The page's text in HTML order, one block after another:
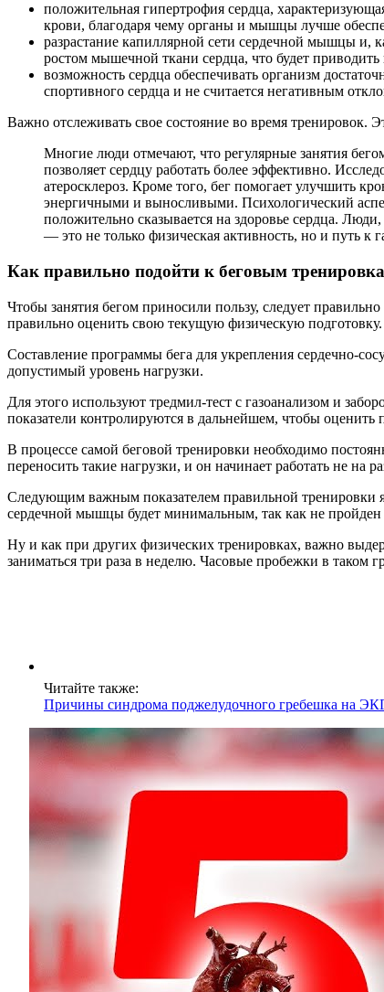
положительная гипертрофия сердца,
крови, благодаря чему органы и мышцы лучше
разрастание капиллярной сети сердечной мышцы и,
ростом мышечной ткани сердца, что будет
возможность сердца обеспечивать организм
спортивного сердца и не считается негативным
Важно отслеживать свое состояние во время тренировок.
Многие люди отмечают, что регулярные занятия
позволяет сердцу работать более эффективно.
атеросклероз. Кроме того, бег помогает улучшить
энергичными и выносливыми. Психологический
положительно сказывается на здоровье сердца.
— это не только физическая активность, но и путь к
Как правильно подойти к беговым
Чтобы занятия бегом приносили пользу, следует
правильно оценить свою текущую физическую подготовку.
Составление программы бега для укрепления сердечно-
допустимый уровень нагрузки.
Для этого используют тредмил-тест с газоанализом и
показатели контролируются в дальнейшем, чтобы
В процессе самой беговой тренировки необходимо
переносить такие нагрузки, и он начинает работать не
Следующим важным показателем правильной тренировки
сердечной мышцы будет минимальным, так как не пройден
Ну и как при других физических тренировках, важно
заниматься три раза в неделю. Часовые пробежки в таком
Читайте также:
Причины синдрома поджелудочного гребешка на